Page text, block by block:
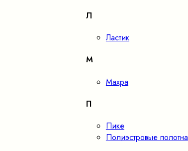
Л
Ластик
М
Махра
П
Пике
Полиэстровые полотна